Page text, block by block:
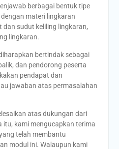
berbagai bentuk tipe
materi lingkaran
sudut keliling lingkaran,
lingkaran.
bertindak sebagai
dan pendorong peserta
pendapat dan
jawaban atas permasalahan
atas dukungan dari
itu, kami mengucapkan terima
telah membantu
modul ini. Walaupun kami